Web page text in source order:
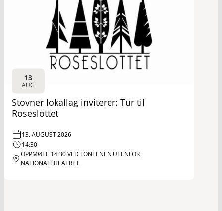
13
AUG
Stovner lokallag inviterer: Tur til
Roseslottet
13. AUGUST 2026
14:30
OPPMØTE 14:30 VED FONTENEN UTENFOR
NATIONALTHEATRET